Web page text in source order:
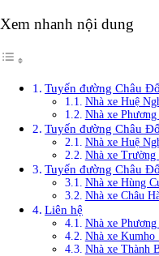
Xem nhanh nội dung
Tuyến đường Châu
Nhà xe Huệ
Nhà xe
Tuyến đường Châu
Nhà xe Huệ
Nhà xe Trường
Tuyến đường Châu
Nhà xe Hùng
Nhà xe Châu
Liên hệ
Nhà xe
Nhà xe Kumho
Nhà xe Thành